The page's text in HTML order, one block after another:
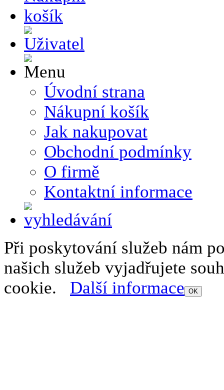
Úvodní strana
Nákupní košík
Jak nakupovat
Obchodní podmínky
O firmě
Kontaktní informace
Při poskytování služeb nám
našich služeb vyjadřujete
cookie. Další informace